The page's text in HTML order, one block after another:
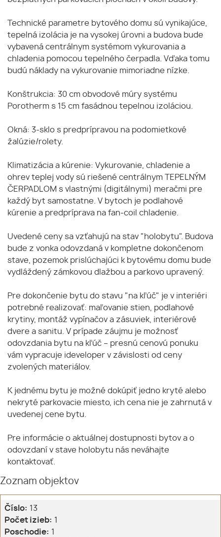
Technické parametre bytového domu sú vynikajúce,
tepelná izolácia je na vysokej úrovni a budova bude
vybavená centrálnym systémom vykurovania a
chladenia pomocou tepelného čerpadla. Vďaka tomu
budú náklady na vykurovanie mimoriadne nízke.
Konštrukcia: 30 cm obvodové múry systému
Porotherm s 15 cm fasádnou tepelnou izoláciou.
Okná: 3-sklo s predprípravou na podomietkové
žalúzie/rolety.
Klimatizácia a kúrenie: Vykurovanie, chladenie a
ohrev teplej vody sú riešené centrálnym TEPELNÝM
ČERPADLOM s vlastnými (digitálnymi) meračmi pre
každý byt samostatne. V bytoch je podlahové
kúrenie a predpríprava na fan-coil chladenie.
Uvedené ceny sa vzťahujú na stav "holobytu". Budova
bude z vonka odovzdaná v kompletne dokončenom
stave, pozemok prislúchajúci k bytovému domu bude
vydláždený zámkovou dlažbou a parkovo upravený.
Pre dokončenie bytu do stavu "na kľúč" je v interiéri
potrebné realizovať: maľovanie stien, podlahové
krytiny, montáž vypínačov a zásuviek, interiérové
dvere a sanitu. V prípade záujmu je možnosť
odovzdania bytu na kľúč – presnú cenovú ponuku
vám vypracuje ideveloper v závislosti od ceny
zvolených materiálov.
K jednému bytu je možné dokúpiť jedno kryté alebo
nekryté parkovacie miesto, ich cena nie je zahrnutá v
uvedenej cene bytu.
Pre informácie o aktuálnej dostupnosti bytov a o
odovzdaní v stave holobytu nás neváhajte
kontaktovať.
Zoznam objektov
Číslo: 13
Počet izieb: 1
Poschodie: 1